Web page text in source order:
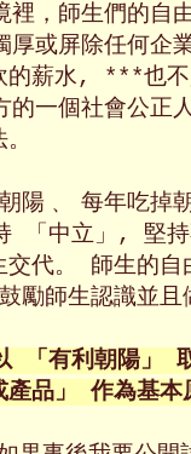
，師生們的自
或屏除任何企
的薪水, ***也
的一個社會公正
陽﹑ 每年吃掉
「中立」, 堅
交代。 師生的
勵師生認識並且
「有利朝陽」
產品」 作為基本